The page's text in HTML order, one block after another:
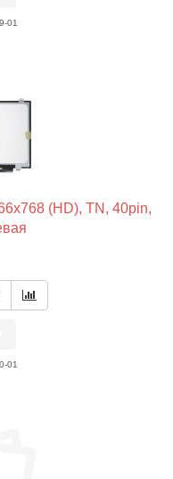
01
(HD), TN, 40pin,
01